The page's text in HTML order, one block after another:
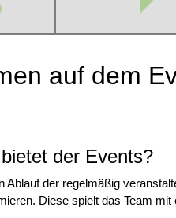
auf dem
der Events?
Ablauf der regelmäßig
Diese spielt das Team